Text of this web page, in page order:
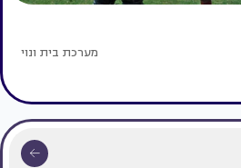
מערכת בית ונוי